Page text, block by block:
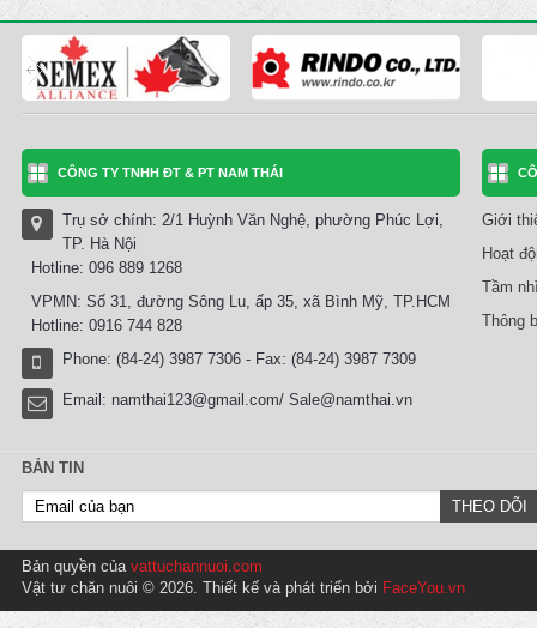
CÔNG TY TNHH ĐT & PT NAM THÁI
Trụ sở chính: 2/1 Huỳnh Văn Nghệ, phường Phúc Lợi,
TP. Hà Nội
Hotline: 096 889 1268
VPMN: Số 31, đường Sông Lu, ấp 35, xã Bình Mỹ, TP.HCM
Hotline: 0916 744 828
Phone: (84-24) 3987 7306 - Fax: (84-24) 3987 7309
Email: namthai123@gmail.com/ Sale@namthai.vn
Giới
Hoạt
Tầm
Thông
BẢN TIN
Bản quyền của vattuchannuoi.com
Vật tư chăn nuôi © 2026. Thiết kế và phát triển bởi FaceYou.vn